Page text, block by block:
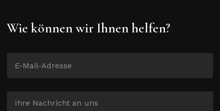
Wie können wir Ihnen helfen?